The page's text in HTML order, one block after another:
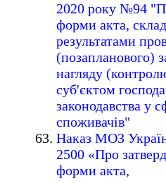
2020 року №94
форми акта,
результатами
(позапланового)
нагляду
суб'єктом
законодавства у
споживачів"
Наказ МОЗ
2500 «Про
форми акта,